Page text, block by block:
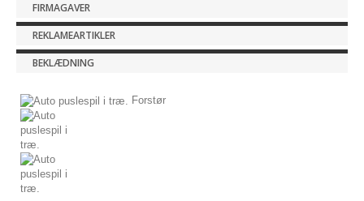
FIRMAGAVER
REKLAMEARTIKLER
BEKLÆDNING
Forstør